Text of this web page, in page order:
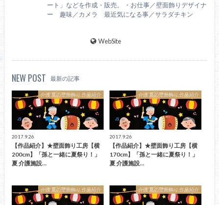
ート」などを作成・販売。 ・お仕事／壁面飾りデザイナ
ー 趣味／カメラ 最近気になる事／サラダチキン
WebSite
NEW POST 最新の記事
介護 夏の壁面飾り 作品紹介
2017.9.26
【作品紹介】★壁面飾り工房【横
200cm】「孫と一緒に夏祭り！」
夏 介護施設…
介護 夏の壁面飾り 作品紹介
2017.9.26
【作品紹介】★壁面飾り工房【横
170cm】「孫と一緒に夏祭り！」
夏 介護施設…
介護 夏の壁面飾り 作品紹介 介護 夏の壁面飾り 作品紹介